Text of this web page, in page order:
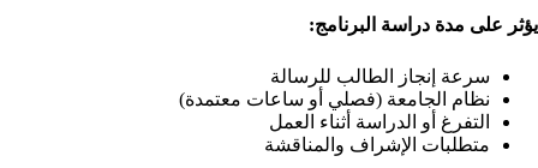
يؤثر على مدة دراسة البرنامج:
سرعة إنجاز الطالب للرسالة
نظام الجامعة (فصلي أو ساعات معتمدة)
التفرغ أو الدراسة أثناء العمل
متطلبات الإشراف والمناقشة